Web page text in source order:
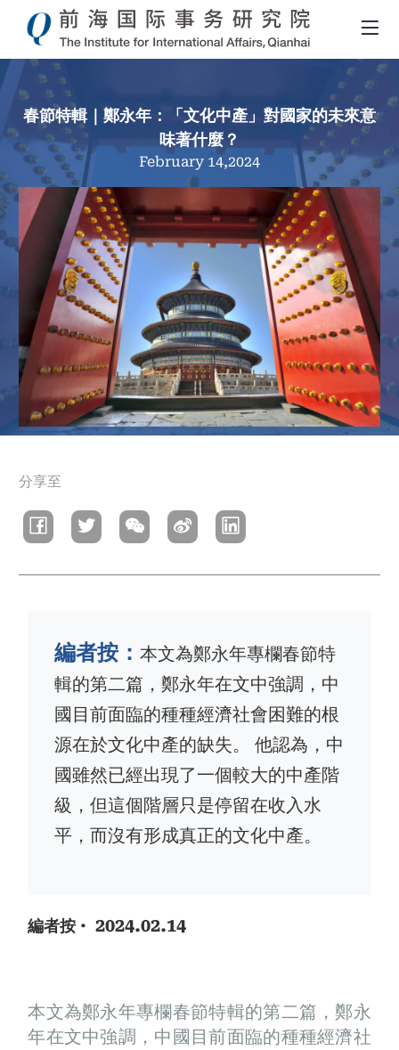
春節特輯｜鄭永年：「文化中產」對國家的未來意
味著什麼？
February 14,2024
連
結
分享至
編者按：本文為鄭永年專欄春節特
輯的第二篇，鄭永年在文中強調，中
國目前面臨的種種經濟社會困難的根
源在於文化中產的缺失。 他認為，中
國雖然已經出現了一個較大的中產階
級，但這個階層只是停留在收入水
平，而沒有形成真正的文化中產。
編者按 · 2024.02.14
本文為鄭永年專欄春節特輯的第二篇，鄭永
年在文中強調，中國目前面臨的種種經濟社